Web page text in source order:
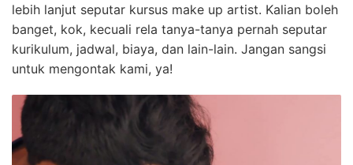
lebih lanjut seputar kursus make up artist. Kalian boleh
banget, kok, kecuali rela tanya-tanya pernah seputar
kurikulum, jadwal, biaya, dan lain-lain. Jangan sangsi
untuk mengontak kami, ya!